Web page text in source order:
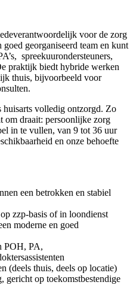
voor de zorg
georganiseerd team en kunt
spreekuurondersteuners,
praktijk biedt hybride werken
thuis, bijvoorbeeld voor
huisarts volledig ontzorgd. Zo
om draait: persoonlijke zorg
in te vullen, van 9 tot 36 uur
en onze behoefte
een betrokken en stabiel
zzp-basis of in loondienst
moderne en goed
POH, PA,
(deels thuis, deels op locatie)
op toekomstbestendige